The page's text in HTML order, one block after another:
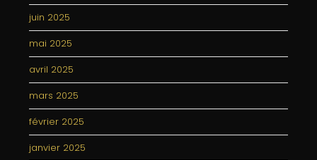
juin 2025
mai 2025
avril 2025
mars 2025
février 2025
janvier 2025